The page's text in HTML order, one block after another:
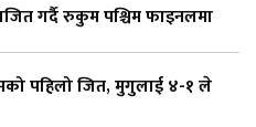
गर्दै रुकुम पश्चिम फाइनलमा
पहिलो जित, मुगुलाई ४-१ ले